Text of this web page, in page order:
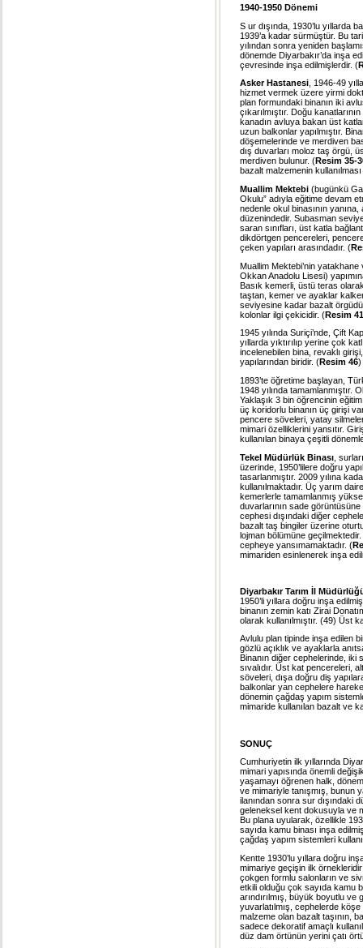
1940-1950 Dönemi
S ur dışında, 1930’lu yıllarda
1939’a kadar sürmüştür. Bu
yılından sonra yeniden
dönemde Diyarbakır’da inşa
çevresinde inşa edilmişlerdir. (
Asker Hastanesi , 1946-49
hizmet vermek üzere yirmi
plan formundaki binanın iki
çıkarılmıştır. Doğu
kanadın avluya bakan üst
uzun balkonlar yapılmıştır.
döşemelerinde ve merdiven
dış duvarları moloz taş örgü,
merdiven bulunur. (Resim 35-
bazalt malzemenin
Muallim Mektebi (bugünkü
Okulu” adıyla eğitime devam
nedenle okul binasının
düzenindedir. Subasman
saran sınıfları, üst katla
dikdörtgen pencereleri,
çeken yapıları arasındadır. (
Muallim Mektebi’nin
Okkan Anadolu Lisesi)
Basık kemerli, üstü teras
taştan, kemer ve ayaklar
seviyesine kadar bazalt
kolonlar ilgi çekicidir. (Resim
1945 yılında Suriçi’nde, Çift
yıllarda yıktırılıp yerine çok
incelenebilen bina, revaklı
yapılarından biridir. (Resim 46)
1893’te öğretime başlayan,
1948 yılında tamamlanmıştır.
Yaklaşık 3 bin öğrencinin
üç koridorlu binanın üç girişi
pencere söveleri, yatay
mimari özelliklerini yansıtır.
kullanılan binaya çeşitli
Tekel Müdürlük Binası ,
üzerinde, 1950’lilere doğru
tasarlanmıştır. 2009 yılına
kullanılmaktadır. Üç yarım
kemerlerle tamamlanmış
duvarlarının sade
cephesi dışındaki diğer
bazalt taş bingiler üzerine
lojman bölümüne
cepheye yansımamaktadır. (
mimariden esinlenerek inşa
Diyarbakır Tarım İl
1950’li yıllara doğru inşa
binanın zemin katı Zirai
olarak kullanılmıştır. (49) Üst
Avlulu plan tipinde inşa edilen
gözlü açıklık ve ayaklarla
Binanın diğer cephelerinde, iki
sıvalıdır. Üst kat pencereleri,
söveleri, dışa doğru diş
balkonlar yan cephelere
dönemin çağdaş yapım
mimaride kullanılan bazalt ve
SONUÇ
Cumhuriyetin ilk yıllarında
mimari yapısında önemli
yaşamayı öğrenen halk,
ve mimariyle tanışmış, bunun
ilanından sonra sur dışındaki
geleneksel kent dokusuyla ve
Bu plana uyularak, özellikle
sayıda kamu binası inşa
çağdaş yapım sistemleri
Kentte 1930’lu yıllara doğru
mimariye geçişin ilk örnekleridir
çokgen formlu salonların ve
etkili olduğu çok sayıda kamu
arındırılmış, büyük boyutlu
yuvarlatılmış, cephelerde
malzeme olan bazalt taşının,
sadece dekoratif amaçlı
düz dam örtünün yerini çatı